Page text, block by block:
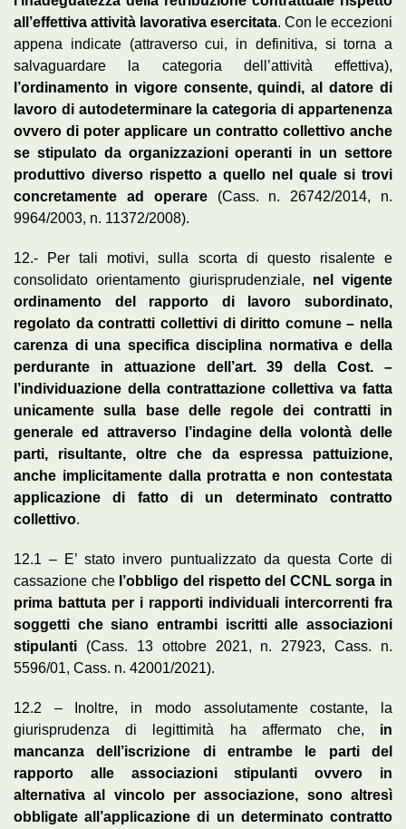
all’effettiva attività lavorativa esercitata. Con le eccezioni
appena indicate (attraverso cui, in definitiva, si torna a
salvaguardare la categoria dell’attività effettiva),
l’ordinamento in vigore consente, quindi, al datore di
lavoro di autodeterminare la categoria di appartenenza
ovvero di poter applicare un contratto collettivo anche
se stipulato da organizzazioni operanti in un settore
produttivo diverso rispetto a quello nel quale si trovi
concretamente ad operare(Cass. n. 26742/2014, n.
9964/2003, n. 11372/2008).
12.- Per tali motivi, sulla scorta di questo risalente e
consolidato orientamento giurisprudenziale, nel vigente
ordinamento del rapporto di lavoro subordinato,
regolato da contratti collettivi di diritto comune – nella
carenza di una specifica disciplina normativa e della
perdurante in attuazione dell’art. 39 della Cost. –
l’individuazione della contrattazione collettiva va fatta
unicamente sulla base delle regole dei contratti in
generale ed attraverso l’indagine della volontà delle
parti, risultante, oltre che da espressa pattuizione,
anche implicitamente dalla protratta e non contestata
applicazione di fatto di un determinato contratto
collettivo.
12.1 – E’ stato invero puntualizzato da questa Corte di
cassazione che l’obbligo del rispetto del CCNL sorga in
prima battuta per i rapporti individuali intercorrenti fra
soggetti chesiano entrambi iscritti alle associazioni
stipulanti (Cass. 13 ottobre 2021, n. 27923, Cass. n.
5596/01, Cass. n. 42001/2021).
12.2 – Inoltre, in modo assolutamente costante, la
giurisprudenza di legittimità ha affermato che, in
mancanza dell’iscrizione di entrambe le parti del
rapporto alle associazioni stipulanti ovvero in
alternativa al vincolo per associazione, sono altresì
obbligate all’applicazione di un determinato contratto